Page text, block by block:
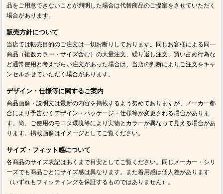
品をご用意できないことが判明した場合は代替商品のご提案をさせていただく
場合があります。
販売方針について
当店では転売目的のご注文は一切お断りしております。同じお客様による同一
商品（複数カラー・サイズ含む）の大量注文、繰り返し注文、買い占め行為な
ど通常使用と考えづらい注文があった場合は、当店の判断によりご注文をキャ
ンセルさせていただく場合があります。
デザイン・仕様等に関するご案内
商品画像・説明文は最新の内容を掲載するよう努めておりますが、メーカー都
合により予告なくデザイン・パッケージ・仕様等が変更される場合がありま
す。尚、ご使用のモニタ環境等により実物とカラーが異なって見える場合があ
ります。掲載画像はイメージとしてご覧ください。
サイズ・フィット感について
各商品のサイズ表記はあくまで目安としてご覧ください。同じメーカー・シリ
ーズでも商品ごとにサイズ感は異なります。また着用感は個人差があります
（いずれもフィッティングを保証するものではありません）。